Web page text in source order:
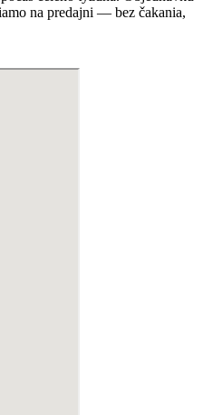
na predajni — bez čakania,